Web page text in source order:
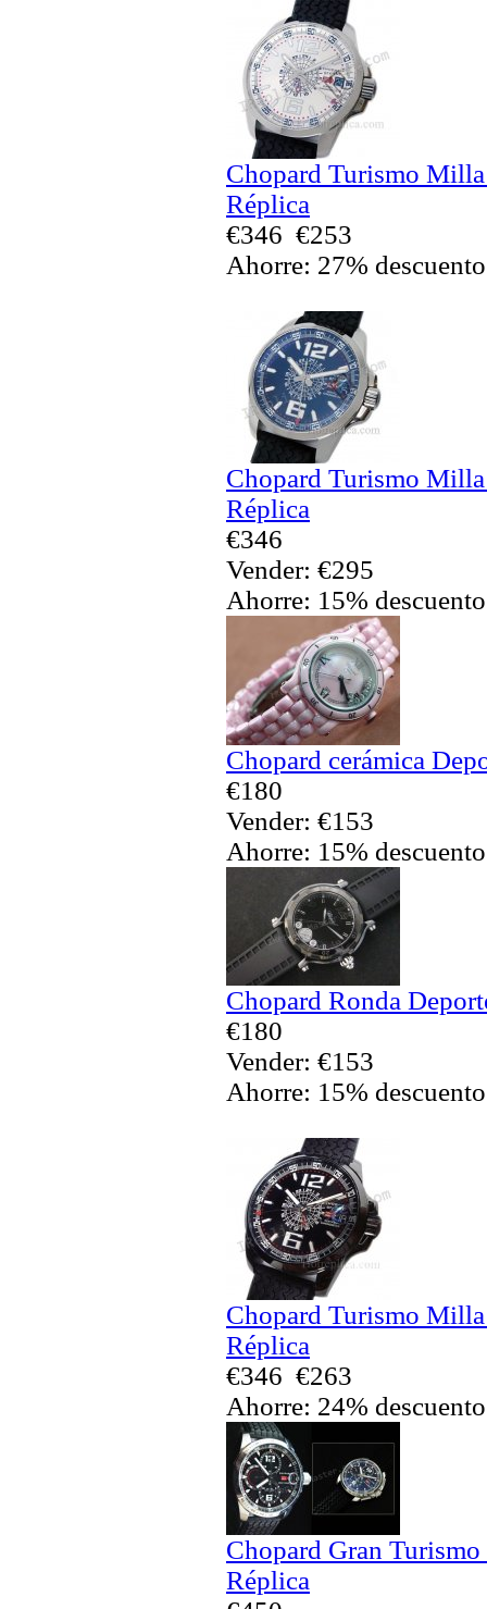
Chopard Turismo
Réplica
€346 €253
Ahorre: 27% descuento
Chopard Turismo
Réplica
€346
Vender: €295
Ahorre: 15% descuento
Chopard cerámica
€180
Vender: €153
Ahorre: 15% descuento
Chopard Ronda
€180
Vender: €153
Ahorre: 15% descuento
Chopard Turismo
Réplica
€346 €263
Ahorre: 24% descuento
Chopard Gran
Réplica